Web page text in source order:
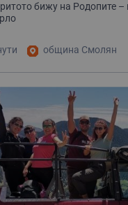
бижу на Родопите –
община Смолян